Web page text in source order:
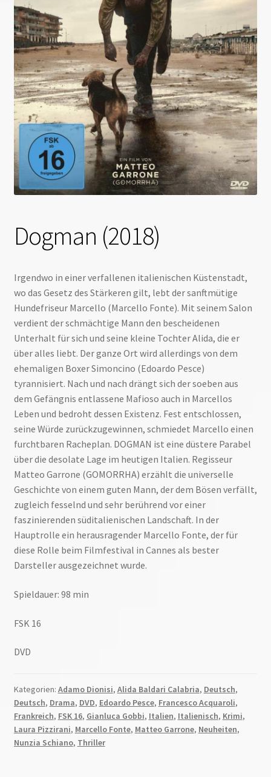
Dogman (2018)
Irgendwo in einer verfallenen italienischen Küstenstadt,
wo das Gesetz des Stärkeren gilt, lebt der sanftmütige
Hundefriseur Marcello (Marcello Fonte). Mit seinem Salon
verdient der schmächtige Mann den bescheidenen
Unterhalt für sich und seine kleine Tochter Alida, die er
über alles liebt. Der ganze Ort wird allerdings von dem
ehemaligen Boxer Simoncino (Edoardo Pesce)
tyrannisiert. Nach und nach drängt sich der soeben aus
dem Gefängnis entlassene Mafioso auch in Marcellos
Leben und bedroht dessen Existenz. Fest entschlossen,
seine Würde zurückzugewinnen, schmiedet Marcello einen
furchtbaren Racheplan. DOGMAN ist eine düstere Parabel
über die desolate Lage im heutigen Italien. Regisseur
Matteo Garrone (GOMORRHA) erzählt die universelle
Geschichte von einem guten Mann, der dem Bösen verfällt,
zugleich fesselnd und sehr berührend vor einer
faszinierenden süditalienischen Landschaft. In der
Hauptrolle ein herausragender Marcello Fonte, der für
diese Rolle beim Filmfestival in Cannes als bester
Darsteller ausgezeichnet wurde.
Spieldauer: 98 min
FSK 16
DVD
Kategorien: Adamo Dionisi, Alida Baldari Calabria, Deutsch,
Deutsch, Drama, DVD, Edoardo Pesce, Francesco Acquaroli,
Frankreich, FSK 16, Gianluca Gobbi, Italien, Italienisch, Krimi,
Laura Pizzirani, Marcello Fonte, Matteo Garrone, Neuheiten,
Nunzia Schiano, Thriller